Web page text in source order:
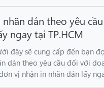
dán theo yêu
ngay tại TP.HCM
đây sẽ cung cấp đến bạn
dán theo yêu cầu đối với
vị nhận in nhãn dán lấy